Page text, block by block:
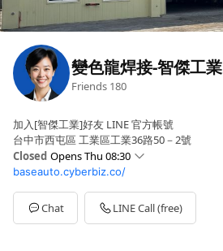
變色龍焊接-智傑工業
Friends 180
加入[智傑工業]好友 LINE 官方帳號
台中市西屯區 工業區工業36路50－2號
Closed Opens Thu 08:30
SunClosed
Mon08:30 - 05:30
Tue08:30 - 05:30
Wed08:30 - 05:30
baseauto.cyberbiz.co/
Chat LINE Call (free)